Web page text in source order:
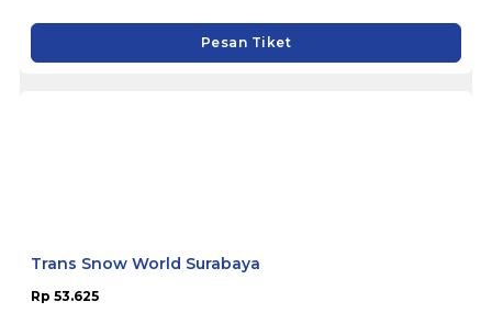
Pesan Tiket
Trans Snow World Surabaya
Rp 53.625